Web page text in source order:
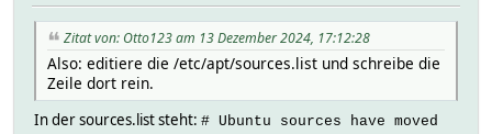
Zitat von: Otto123 am 13 Dezember 2024, 17:12:28
Also: editiere die /etc/apt/sources.list und schreibe die
Zeile dort rein.
In der sources.list steht: # Ubuntu sources have moved